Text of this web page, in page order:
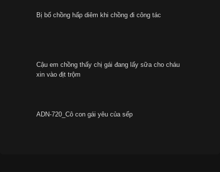
Bị bố chồng hấp diêm khi chồng đi công tác
Cậu em chồng thấy chị gái đang lấy sữa cho cháu
xin vào địt trộm
ADN-720_Cô con gái yêu của sếp